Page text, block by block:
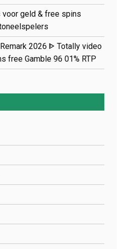
geld & free spins
2026 ᐈ Totally video
free Gamble 96 01% RTP